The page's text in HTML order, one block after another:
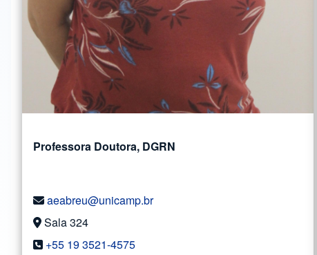
Professora Doutora, DGRN
aeabreu@unicamp.br
Sala 324
+55 19 3521-4575